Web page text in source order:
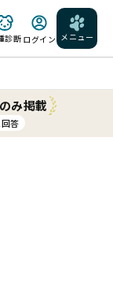
診断 ログイン メニュー
み掲載
答